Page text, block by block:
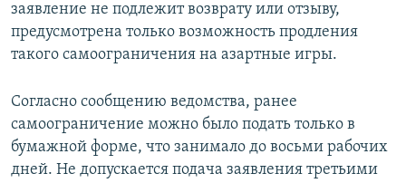
заявление не подлежит возврату или отзыву,
предусмотрена только возможность продления
такого самоограничения на азартные игры.
Согласно сообщению ведомства, ранее
самоограничение можно было подать только в
бумажной форме, что занимало до восьми рабочих
дней. Не допускается подача заявления третьими